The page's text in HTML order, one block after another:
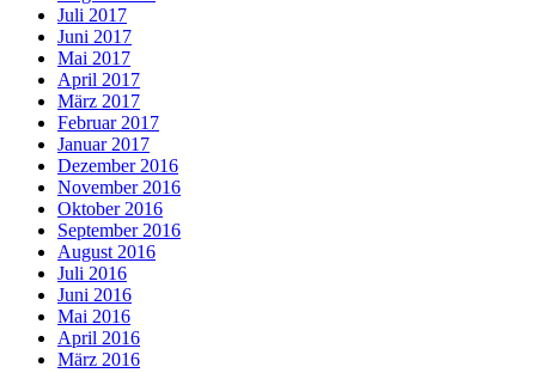
Juli 2017
Juni 2017
Mai 2017
April 2017
März 2017
Februar 2017
Januar 2017
Dezember 2016
November 2016
Oktober 2016
September 2016
August 2016
Juli 2016
Juni 2016
Mai 2016
April 2016
März 2016